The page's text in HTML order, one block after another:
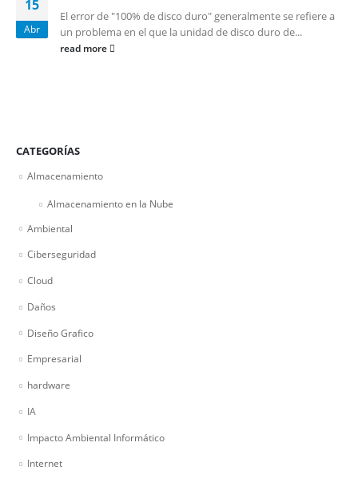
15
Abr
El error de "100% de disco duro" generalmente se refiere a
un problema en el que la unidad de disco duro de...
read more
CATEGORÍAS
Almacenamiento
Almacenamiento en la Nube
Ambiental
Ciberseguridad
Cloud
Daños
Diseño Grafico
Empresarial
hardware
IA
Impacto Ambiental Informático
Internet